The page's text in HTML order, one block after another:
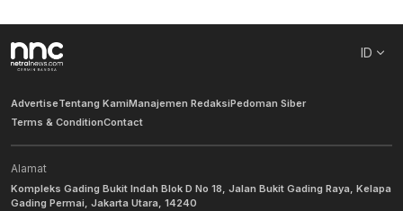
ID
AdvertiseTentang KamiManajemen RedaksiPedoman Siber
Terms & ConditionContact
Alamat
Kompleks Gading Bukit Indah Blok D No 18, Jalan Bukit Gading Raya, Kelapa
Gading Permai, Jakarta Utara, 14240